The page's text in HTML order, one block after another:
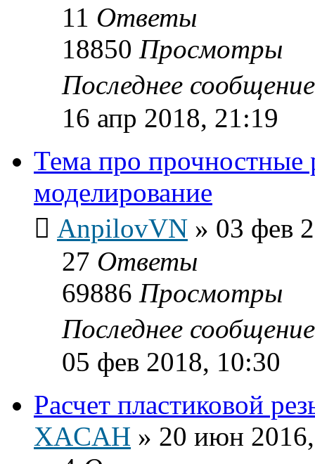
11 Ответы
18850 Просмотры
Последнее
16 апр 2018, 21:19
Тема про прочностные
моделирование
AnpilovVN » 03 фев
27 Ответы
69886 Просмотры
Последнее
05 фев 2018, 10:30
Расчет пластиковой
XACAH » 20 июн